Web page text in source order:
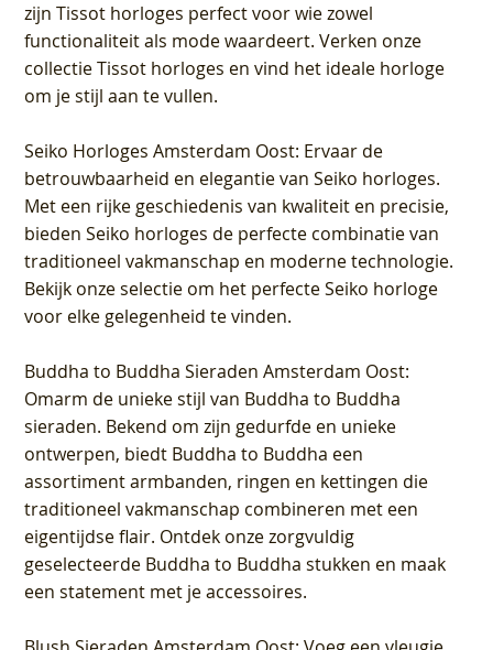
zijn Tissot horloges perfect voor wie zowel
functionaliteit als mode waardeert. Verken onze
collectie Tissot horloges en vind het ideale horloge
om je stijl aan te vullen.
Seiko Horloges Amsterdam Oost: Ervaar de
betrouwbaarheid en elegantie van Seiko horloges.
Met een rijke geschiedenis van kwaliteit en precisie,
bieden Seiko horloges de perfecte combinatie van
traditioneel vakmanschap en moderne technologie.
Bekijk onze selectie om het perfecte Seiko horloge
voor elke gelegenheid te vinden.
Buddha to Buddha Sieraden Amsterdam Oost:
Omarm de unieke stijl van Buddha to Buddha
sieraden. Bekend om zijn gedurfde en unieke
ontwerpen, biedt Buddha to Buddha een
assortiment armbanden, ringen en kettingen die
traditioneel vakmanschap combineren met een
eigentijdse flair. Ontdek onze zorgvuldig
geselecteerde Buddha to Buddha stukken en maak
een statement met je accessoires.